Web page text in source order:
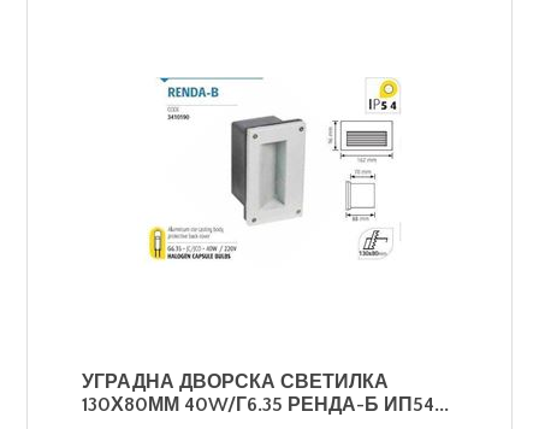
УГРАДНА ДВОРСКА СВЕТИЛКА
130Х80ММ 40W/Г6.35 РЕНДА-Б ИП54...